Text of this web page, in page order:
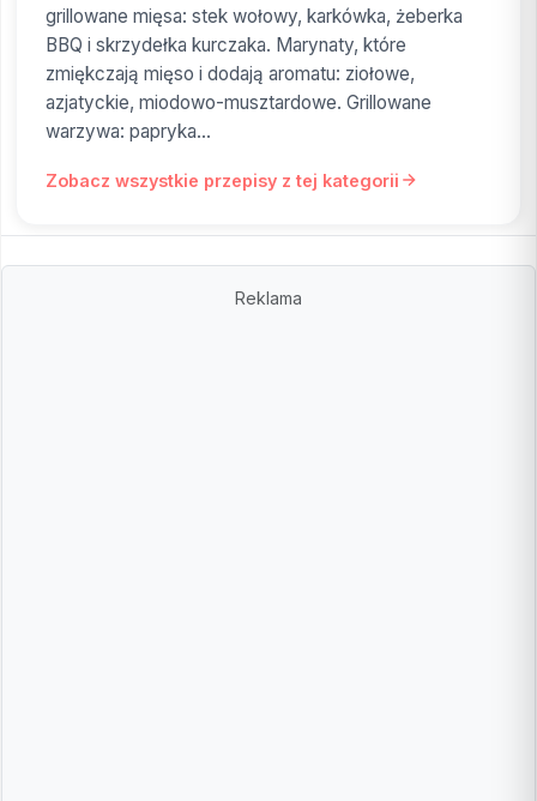
grillowane mięsa: stek wołowy, karkówka, żeberka
BBQ i skrzydełka kurczaka. Marynaty, które
zmiękczają mięso i dodają aromatu: ziołowe,
azjatyckie, miodowo-musztardowe. Grillowane
warzywa: papryka...
Zobacz wszystkie przepisy z tej kategorii
Reklama